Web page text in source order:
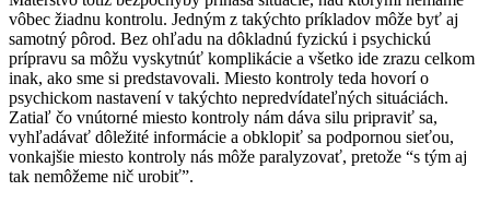
vôbec žiadnu kontrolu. Jedným z takýchto príkladov môže byť aj
samotný pôrod. Bez ohľadu na dôkladnú fyzickú i psychickú
prípravu sa môžu vyskytnúť komplikácie a všetko ide zrazu celkom
inak, ako sme si predstavovali. Miesto kontroly teda hovorí o
psychickom nastavení v takýchto nepredvídateľných situáciách.
Zatiaľ čo vnútorné miesto kontroly nám dáva silu pripraviť sa,
vyhľadávať dôležité informácie a obklopiť sa podpornou sieťou,
vonkajšie miesto kontroly nás môže paralyzovať, pretože “s tým aj
tak nemôžeme nič urobiť”.